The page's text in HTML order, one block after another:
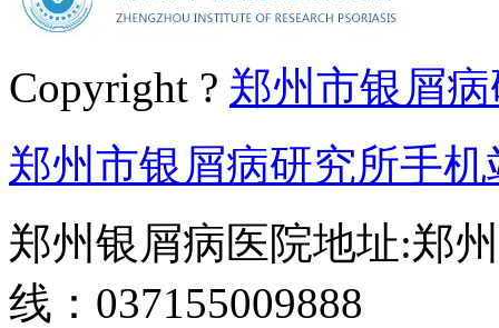
Copyright ? 郑州市银屑
郑州市银屑病研究所手机
郑州银屑病医院地址:郑
线：037155009888